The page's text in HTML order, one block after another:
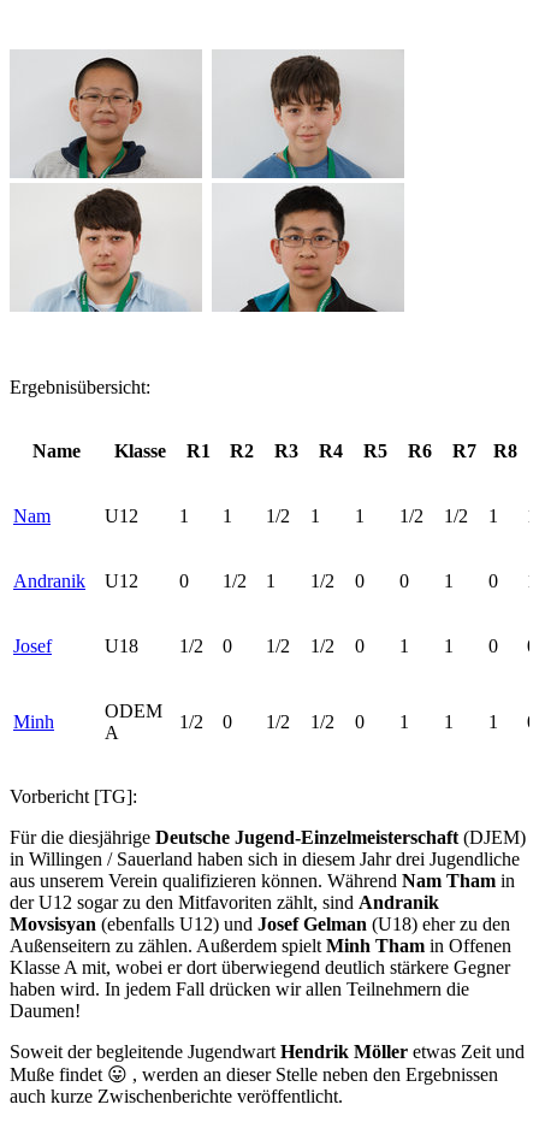
Ergebnisübersicht:
Name Klasse R1 R2 R3 R4 R5 R6 R7 R8
Nam U12 1 1 1/2 1 1 1/2 1/2 1 1
Andranik U12 0 1/2 1 1/2 0 0 1 0 1
Josef U18 1/2 0 1/2 1/2 0 1 1 0 0
Minh
ODEM
A
1/2 0 1/2 1/2 0 1 1 1 0
Vorbericht [TG]:
Für die diesjährige Deutsche Jugend-Einzelmeisterschaft (DJEM)
in Willingen / Sauerland haben sich in diesem Jahr drei Jugendliche
aus unserem Verein qualifizieren können. Während Nam Tham in
der U12 sogar zu den Mitfavoriten zählt, sind Andranik
Movsisyan (ebenfalls U12) und Josef Gelman (U18) eher zu den
Außenseitern zu zählen. Außerdem spielt Minh Tham in Offenen
Klasse A mit, wobei er dort überwiegend deutlich stärkere Gegner
haben wird. In jedem Fall drücken wir allen Teilnehmern die
Daumen!
Soweit der begleitende Jugendwart Hendrik Möller etwas Zeit und
Muße findet 😛 , werden an dieser Stelle neben den Ergebnissen
auch kurze Zwischenberichte veröffentlicht.